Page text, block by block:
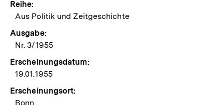
Reihe:
Aus Politik und Zeitgeschichte
Ausgabe:
Nr. 3/1955
Erscheinungsdatum:
19.01.1955
Erscheinungsort:
Bonn